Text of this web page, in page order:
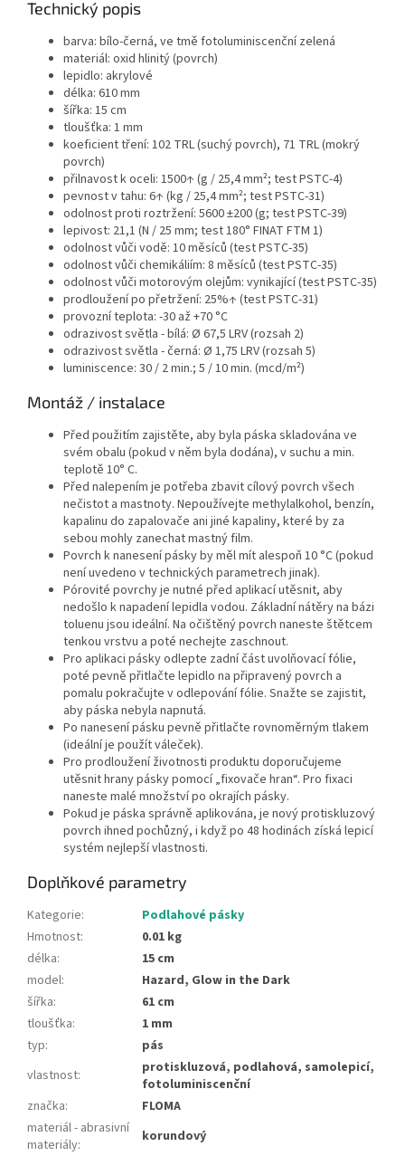
Technický popis
barva: bílo-černá, ve tmě fotoluminiscenční zelená
materiál: oxid hlinitý (povrch)
lepidlo: akrylové
délka: 610 mm
šířka: 15 cm
tloušťka: 1 mm
koeficient tření: 102 TRL (suchý povrch), 71 TRL (mokrý
povrch)
přilnavost k oceli: 1500↑ (g / 25,4 mm²; test PSTC-4)
pevnost v tahu: 6↑ (kg / 25,4 mm²; test PSTC-31)
odolnost proti roztržení: 5600 ±200 (g; test PSTC-39)
lepivost: 21,1 (N / 25 mm; test 180° FINAT FTM 1)
odolnost vůči vodě: 10 měsíců (test PSTC-35)
odolnost vůči chemikáliím: 8 měsíců (test PSTC-35)
odolnost vůči motorovým olejům: vynikající (test PSTC-35)
prodloužení po přetržení: 25%↑ (test PSTC-31)
provozní teplota: -30 až +70 °C
odrazivost světla - bílá: Ø 67,5 LRV (rozsah 2)
odrazivost světla - černá: Ø 1,75 LRV (rozsah 5)
luminiscence: 30 / 2 min.; 5 / 10 min. (mcd/m²)
Montáž / instalace
Před použitím zajistěte, aby byla páska skladována ve
svém obalu (pokud v něm byla dodána), v suchu a min.
teplotě 10° C.
Před nalepením je potřeba zbavit cílový povrch všech
nečistot a mastnoty. Nepoužívejte methylalkohol, benzín,
kapalinu do zapalovače ani jiné kapaliny, které by za
sebou mohly zanechat mastný film.
Povrch k nanesení pásky by měl mít alespoň 10 °C (pokud
není uvedeno v technických parametrech jinak).
Pórovité povrchy je nutné před aplikací utěsnit, aby
nedošlo k napadení lepidla vodou. Základní nátěry na bázi
toluenu jsou ideální. Na očištěný povrch naneste štětcem
tenkou vrstvu a poté nechejte zaschnout.
Pro aplikaci pásky odlepte zadní část uvolňovací fólie,
poté pevně přitlačte lepidlo na připravený povrch a
pomalu pokračujte v odlepování fólie. Snažte se zajistit,
aby páska nebyla napnutá.
Po nanesení pásku pevně přitlačte rovnoměrným tlakem
(ideální je použít váleček).
Pro prodloužení životnosti produktu doporučujeme
utěsnit hrany pásky pomocí „fixovače hran“. Pro fixaci
naneste malé množství po okrajích pásky.
Pokud je páska správně aplikována, je nový protiskluzový
povrch ihned pochůzný, i když po 48 hodinách získá lepicí
systém nejlepší vlastnosti.
Doplňkové parametry
Kategorie:
Podlahové pásky
Hmotnost:
0.01 kg
délka:
15 cm
model:
Hazard, Glow in the Dark
šířka:
61 cm
tloušťka:
1 mm
typ:
pás
vlastnost:
protiskluzová, podlahová, samolepicí,
fotoluminiscenční
značka:
FLOMA
materiál - abrasivní
materiály:
korundový